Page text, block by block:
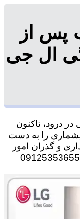
پس از
ال جی
درود، تاکنون
را به دست
و گذران امور
زندگی، کمک های فراوانی ارائه کنند.09125353655